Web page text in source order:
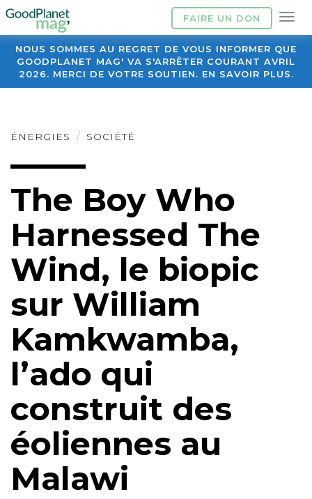
FAIRE UN DON
NOUS SOMMES AU REGRET DE VOUS INFORMER QUE
GOODPLANET MAG' VA S'ARRÊTER COURANT AVRIL
2026. MERCI DE VOTRE SOUTIEN. EN SAVOIR PLUS.
ÉNERGIES SOCIÉTÉ
The Boy Who
Harnessed The
Wind, le biopic
sur William
Kamkwamba,
l’ado qui
construit des
éoliennes au
Malawi